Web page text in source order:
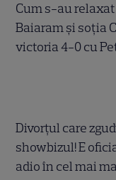
Cum s-au
Baiaram și soția
victoria 4-0 cu
Divorțul care
showbizul! E
adio în cel mai